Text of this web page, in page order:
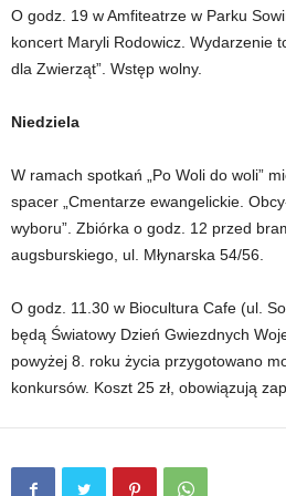
O godz. 19 w Amfiteatrze w Parku
koncert Maryli Rodowicz. Wydarzenie
dla Zwierząt”. Wstęp wolny.
Niedziela
W ramach spotkań „Po Woli do woli”
spacer „Cmentarze ewangelickie.
wyboru”. Zbiórka o godz. 12 przed
augsburskiego, ul. Młynarska 54/56.
O godz. 11.30 w Biocultura Cafe (ul.
będą Światowy Dzień Gwiezdnych
powyżej 8. roku życia przygotowano
konkursów. Koszt 25 zł, obowiązują